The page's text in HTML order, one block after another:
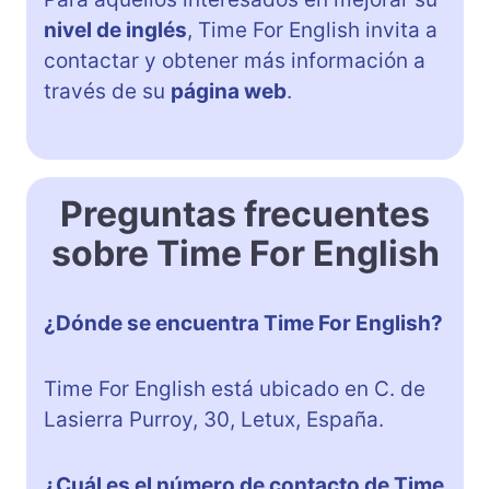
nivel de inglés, Time For English invita a
contactar y obtener más información a
través de su página web.
Preguntas frecuentes
sobre Time For English
¿Dónde se encuentra Time For English?
Time For English está ubicado en C. de
Lasierra Purroy, 30, Letux, España.